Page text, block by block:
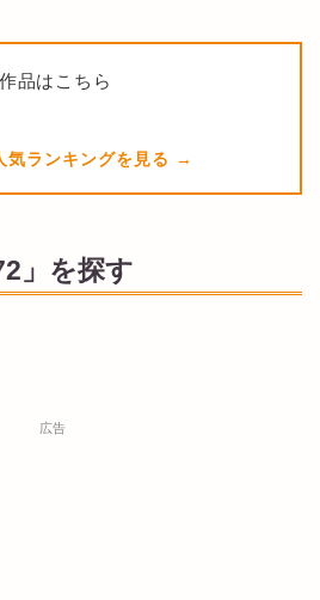
品はこちら
気ランキングを見る
」を探す
広告